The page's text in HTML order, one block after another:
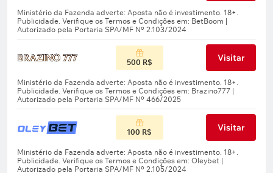
500 R$ Visitar
100 R$ Visitar